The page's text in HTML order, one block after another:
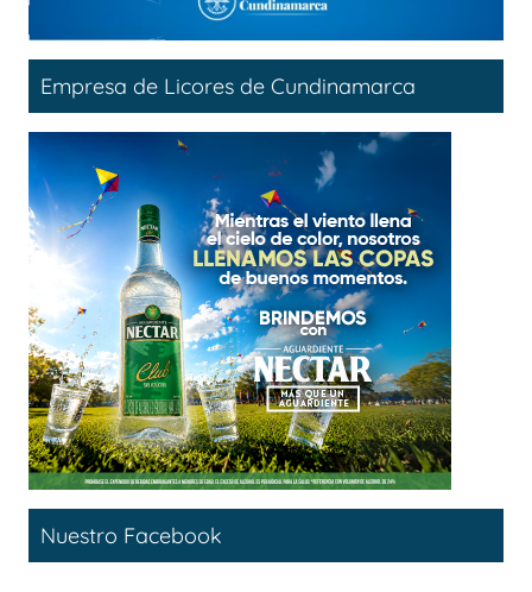
Empresa de Licores de Cundinamarca
Nuestro Facebook